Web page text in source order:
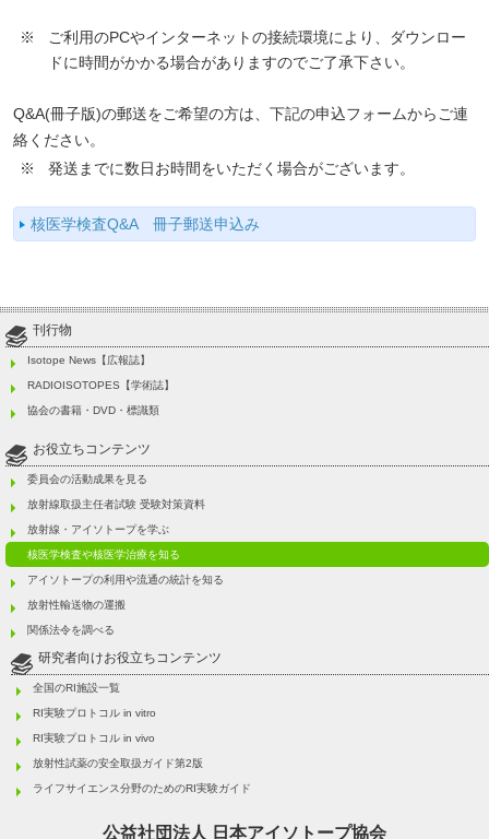
※
ご利用のPCやインターネットの接続環境により、ダウンロー
ドに時間がかかる場合がありますのでご了承下さい。
Q&A(冊子版)の郵送をご希望の方は、下記の申込フォームからご連
絡ください。
※
発送までに数日お時間をいただく場合がございます。
核医学検査Q&A 冊子郵送申込み
刊行物
Isotope News【広報誌】
RADIOISOTOPES【学術誌】
協会の書籍・DVD・標識類
お役立ちコンテンツ
委員会の活動成果を見る
放射線取扱主任者試験 受験対策資料
放射線・アイソトープを学ぶ
核医学検査や核医学治療を知る
アイソトープの利用や流通の統計を知る
放射性輸送物の運搬
関係法令を調べる
研究者向けお役立ちコンテンツ
全国のRI施設一覧
RI実験プロトコル in vitro
RI実験プロトコル in vivo
放射性試薬の安全取扱ガイド第2版
ライフサイエンス分野のためのRI実験ガイド
公益社団法人 日本アイソトープ協会